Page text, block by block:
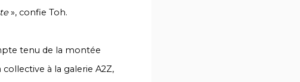
», confie Toh.
tenu de la montée
à la galerie A2Z,